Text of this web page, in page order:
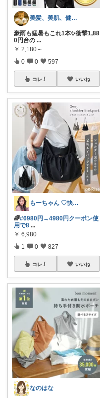
美髪、美肌、健康商品お勧めROOM
豪雨も猛暑もこれ1本✨衝撃1,88
0円台の ...
￥ 2,180～
0 0 597
コレ いいね
もーちゃん ♡快適生活~旅行大好き🌈✨
🌈#6980円→4980円クーポン使
用で8 ...
￥ 6,980
1 0 827
コレ いいね
なのはな